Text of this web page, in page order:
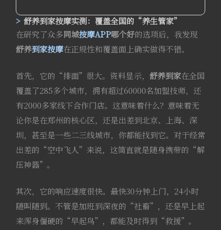
舒养到家按摩实测：覆盖全国的“养生管家”
在研究了众多同城按摩APP哪个好的选项后，我发现
舒养到家按摩在正规性和覆盖面上确实做得不错。
首先，它的“排面”很大。资料显示， 舒养到家在全国
覆盖了285多个城市，拥有超过60000名加盟技师，还
有2000多家线下合作门店。这意味着什么？意味着无
论你是在郑州的核心区，还是出差到北京、上海、深
圳，甚至是一些二三线城市，你都能找到它。对于经常
出差的“空中飞人”来说，这简直就是随身携带的“解
压神器”。
其次，它的响应速度很快。最快30分钟上门，24小时
随叫随到。不管是加班到深夜的“社畜”，还是早上起
来浑身僵硬的“早起鸟”，都能及时得到“救援”。